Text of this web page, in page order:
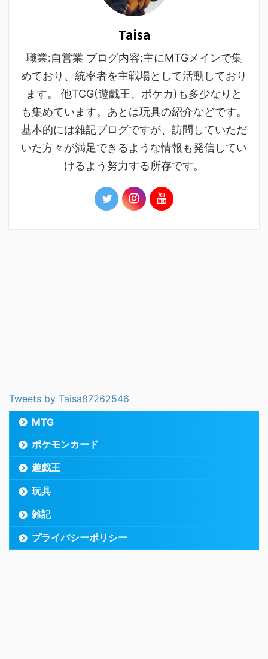
Taisa
職業:自営業 ブログ内容:主にMTGメインで集
めており、統率者を主戦場として活動しており
ます。 他TCG(遊戯王、ポケカ)も多少なりと
も集めています。あとは玩具の紹介などです。
基本的には雑記ブログですが、訪問していただ
いた方々が満足できるような情報も発信してい
けるよう努力する所存です。
Tweets by Taisa87262546
MTG
ポケモンカード
遊戯王
玩具
雑記
プライバシーポリシー